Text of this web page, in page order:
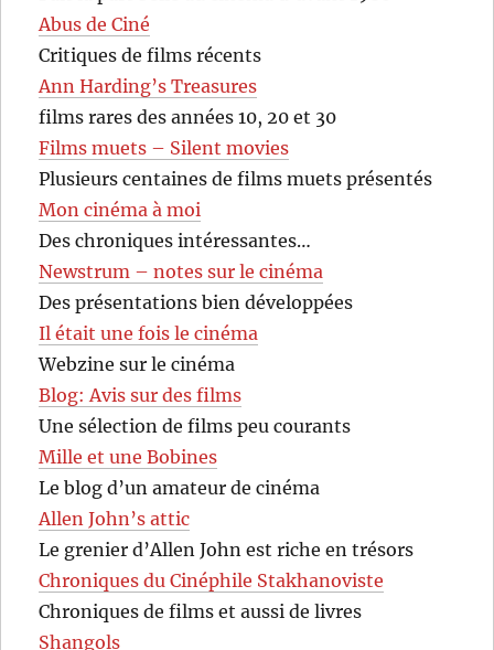
Abus de Ciné
Critiques de films récents
Ann Harding’s Treasures
films rares des années 10, 20 et 30
Films muets – Silent movies
Plusieurs centaines de films muets présentés
Mon cinéma à moi
Des chroniques intéressantes…
Newstrum – notes sur le cinéma
Des présentations bien développées
Il était une fois le cinéma
Webzine sur le cinéma
Blog: Avis sur des films
Une sélection de films peu courants
Mille et une Bobines
Le blog d’un amateur de cinéma
Allen John’s attic
Le grenier d’Allen John est riche en trésors
Chroniques du Cinéphile Stakhanoviste
Chroniques de films et aussi de livres
Shangols